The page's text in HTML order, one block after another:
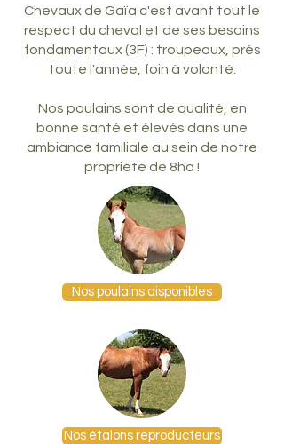
Chevaux de Gaïa c'est avant tout le
respect du cheval et de ses besoins
fondamentaux (3F) : troupeaux, prés
toute l'année, foin à volonté.
Nos poulains sont de qualité, en
bonne santé et élevés dans une
ambiance familiale au sein de notre
propriété de 8ha !
Nos poulains disponibles
Nos étalons reproducteurs